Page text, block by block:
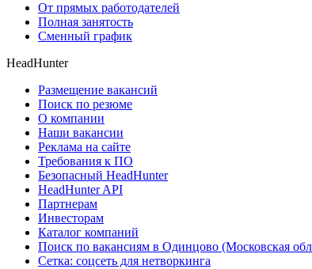
От прямых работодателей
Полная занятость
Сменный график
HeadHunter
Размещение вакансий
Поиск по резюме
О компании
Наши вакансии
Реклама на сайте
Требования к ПО
Безопасный HeadHunter
HeadHunter API
Партнерам
Инвесторам
Каталог компаний
Поиск по вакансиям в Одинцово (Московская
Сетка: соцсеть для нетворкинга